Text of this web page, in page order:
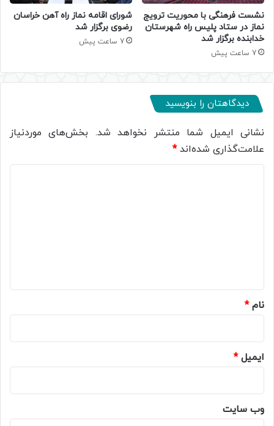
نشست فرهنگی با محوریت ترویج
نماز در ستاد پلیس راه شهرستان
خدابنده برگزار شد
7 ساعت پیش
شورای اقامه نماز راه آهن خراسان
رضوی برگزار شد
7 ساعت پیش
دیدگاهتان را بنویسید
نشانی ایمیل شما منتشر نخواهد شد. بخش‌های موردنیاز
علامت‌گذاری شده‌اند*
نام*
ایمیل*
وب‌ سایت